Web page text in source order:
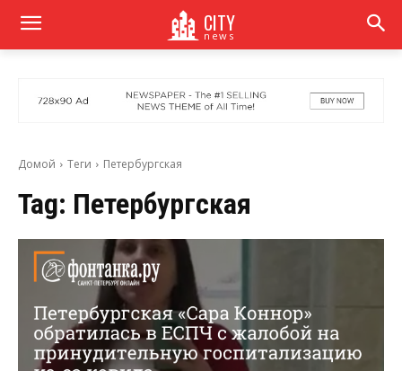
CITY
news
Домой Теги Петербургская
Tag: Петербургская